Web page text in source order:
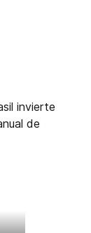
invierte
de